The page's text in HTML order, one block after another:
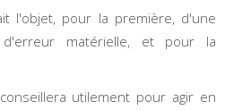
l'objet, pour la première, d'une
matérielle, et pour la
utilement pour agir en